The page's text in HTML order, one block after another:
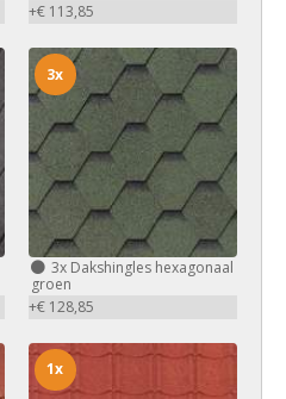
+€ 113,85
3xDakshingles hexagonaal
groen
+€ 128,85
3x
1x